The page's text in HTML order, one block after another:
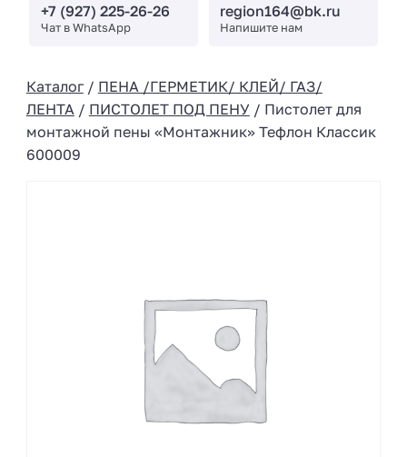
+7 (927) 225-26-26
Чат в WhatsApp
region164@bk.ru
Напишите нам
Каталог/ ПЕНА /ГЕРМЕТИК/ КЛЕЙ/ ГАЗ/
ЛЕНТА / ПИСТОЛЕТ ПОД ПЕНУ / Пистолет для
монтажной пены «Монтажник» Тефлон Классик
600009